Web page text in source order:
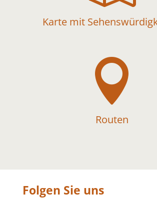
Karte mit

Routen
Folgen Sie uns